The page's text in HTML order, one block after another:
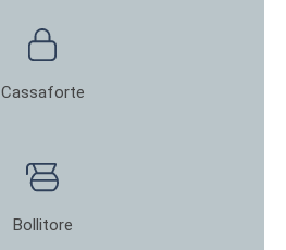
Cassaforte
Bollitore